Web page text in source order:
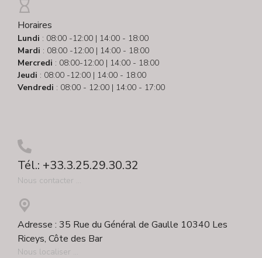
Horaires
Lundi : 08:00 -12:00 | 14:00 - 18:00
Mardi : 08:00 -12:00 | 14:00 - 18:00
Mercredi : 08:00-12:00 | 14:00 - 18:00
Jeudi : 08:00 -12:00 | 14:00 - 18:00
Vendredi : 08:00 - 12:00 | 14:00 - 17:00
Tél.: +33.3.25.29.30.32
Nous contacter ...
Adresse : 35 Rue du Général de Gaulle 10340 Les
Riceys, Côte des Bar
Nous localiser ...